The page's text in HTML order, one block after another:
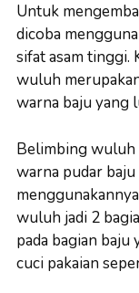
Untuk
dicoba
sifat asam tinggi.
wuluh
warna baju yang
Belimbing wuluh
warna pudar
wuluh jadi 2
pada bagian baju
cuci pakaian